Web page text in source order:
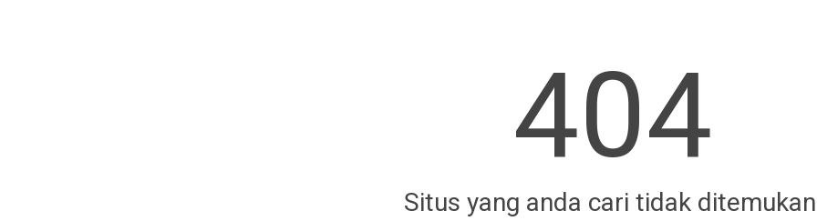
404
Situs yang anda cari tidak